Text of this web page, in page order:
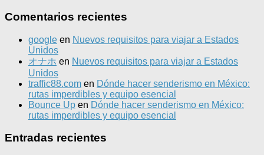
Comentarios recientes
google en Nuevos requisitos para viajar a Estados
Unidos
オナホ en Nuevos requisitos para viajar a Estados
Unidos
traffic88.com en Dónde hacer senderismo en México:
rutas imperdibles y equipo esencial
Bounce Up en Dónde hacer senderismo en México:
rutas imperdibles y equipo esencial
Entradas recientes